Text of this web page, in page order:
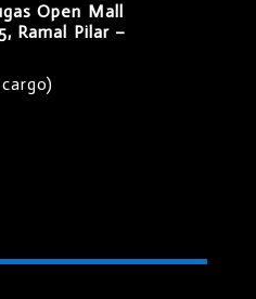
Open Mall
Ramal Pilar –